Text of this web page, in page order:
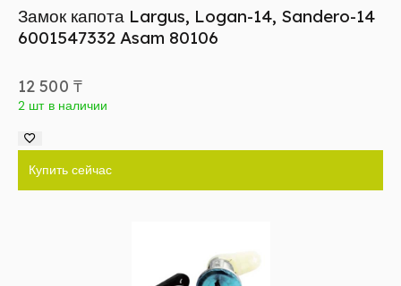
Замок капота Largus, Logan-14, Sandero-14
6001547332 Asam 80106
12 500 ₸
2 шт в наличии
Купить сейчас